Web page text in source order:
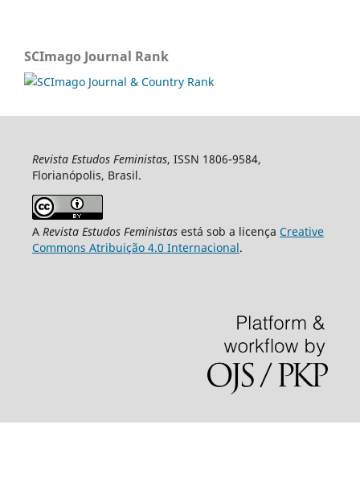
SCImago Journal Rank
Revista Estudos Feministas, ISSN 1806-9584,
Florianópolis, Brasil.
A Revista Estudos Feministasestá sob a licença Creative
Commons Atribuição 4.0 Internacional.